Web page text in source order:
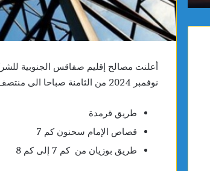
نوفمبر 2024 من الثامنة صباحا الى منتصف النهار على الأماكن التالية:
طريق قرمدة
قصاص الإمام سحنون كم 7
طريق بوزيان من كم 7 إلى كم 8